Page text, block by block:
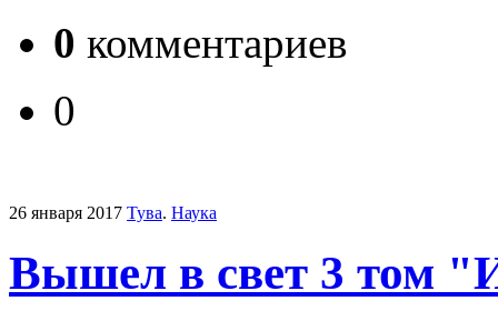
0 комментариев
0
26 января 2017 Тува. Наука
Вышел в свет 3 том